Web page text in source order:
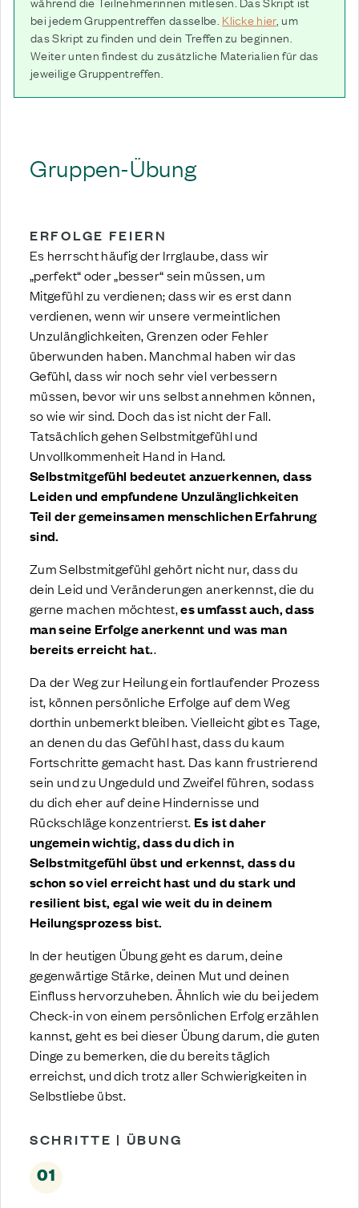
bei jedem Gruppentreffen dasselbe. Klicke hier, um
das Skript zu finden und dein Treffen zu beginnen.
Weiter unten findest du zusätzliche Materialien für das
jeweilige Gruppentreffen.
Gruppen-Übung
ERFOLGE FEIERN
Es herrscht häufig der Irrglaube, dass wir
„perfekt“ oder „besser“ sein müssen, um
Mitgefühl zu verdienen; dass wir es erst dann
verdienen, wenn wir unsere vermeintlichen
Unzulänglichkeiten, Grenzen oder Fehler
überwunden haben. Manchmal haben wir das
Gefühl, dass wir noch sehr viel verbessern
müssen, bevor wir uns selbst annehmen können,
so wie wir sind. Doch das ist nicht der Fall.
Tatsächlich gehen Selbstmitgefühl und
Unvollkommenheit Hand in Hand.
Selbstmitgefühl bedeutet anzuerkennen, dass
Leiden und empfundene Unzulänglichkeiten
Teil der gemeinsamen menschlichen Erfahrung
sind.
Zum Selbstmitgefühl gehört nicht nur, dass du
dein Leid und Veränderungen anerkennst, die du
gerne machen möchtest,es umfasst auch, dass
man seine Erfolge anerkennt und was man
bereits erreicht hat..
Da der Weg zur Heilung ein fortlaufender Prozess
ist, können persönliche Erfolge auf dem Weg
dorthin unbemerkt bleiben. Vielleicht gibt es Tage,
an denen du das Gefühl hast, dass du kaum
Fortschritte gemacht hast. Das kann frustrierend
sein und zu Ungeduld und Zweifel führen, sodass
du dich eher auf deine Hindernisse und
Rückschläge konzentrierst. Es ist daher
ungemein wichtig, dass du dich in
Selbstmitgefühl übst und erkennst, dass du
schon so viel erreicht hast und du stark und
resilient bist, egal wie weit du in deinem
Heilungsprozess bist.
In der heutigen Übung geht es darum, deine
gegenwärtige Stärke, deinen Mut und deinen
Einfluss hervorzuheben. Ähnlich wie du bei jedem
Check-in von einem persönlichen Erfolg erzählen
kannst, geht es bei dieser Übung darum, die guten
Dinge zu bemerken, die du bereits täglich
erreichst, und dich trotz aller Schwierigkeiten in
Selbstliebe übst.
SCHRITTE | ÜBUNG
01